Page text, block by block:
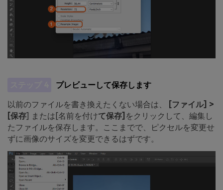
プレビューして保存します
以前のファイルを書き換えたくない場合は、
[ファイル] >
[保存] または[名前を付けて保存] をクリックして、編集し
たファイルを保存します。ここまでで、ピクセルを変更せ
ずに画像のサイズを変更できるはずです。